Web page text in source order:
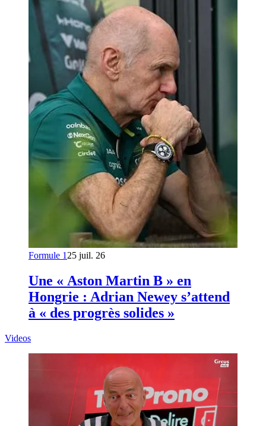
Formule 1 25 juil. 26
Une « Aston Martin B » en
Hongrie : Adrian Newey s’attend
à « des progrès solides »
Videos